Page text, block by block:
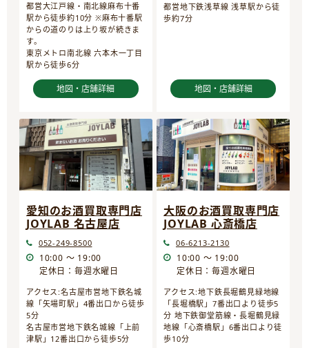
都営大江戸線・南北線麻布十番
駅から徒歩約10分 ※麻布十番駅
からの道のりは上り坂が続きま
す。
東京メトロ南北線 六本木一丁目
駅から徒歩6分
地図・店舗詳細
都営地下鉄浅草線 浅草駅から徒
歩約7分
地図・店舗詳細
愛知のお酒買取専門店
JOYLAB 名古屋店
052-249-8500
10:00 ～ 19:00
定休日：毎週水曜日
アクセス:名古屋市営地下鉄名城
線「矢場町駅」4番出口から徒歩
5分
名古屋市営地下鉄名城線「上前
津駅」12番出口から徒歩5分
大阪のお酒買取専門店
JOYLAB 心斎橋店
06-6213-2130
10:00 ～ 19:00
定休日：毎週水曜日
アクセス:地下鉄長堀鶴見緑地線
「長堀橋駅」7番出口より徒歩5
分 地下鉄御堂筋線・長堀鶴見緑
地線「心斎橋駅」6番出口より徒
歩10分